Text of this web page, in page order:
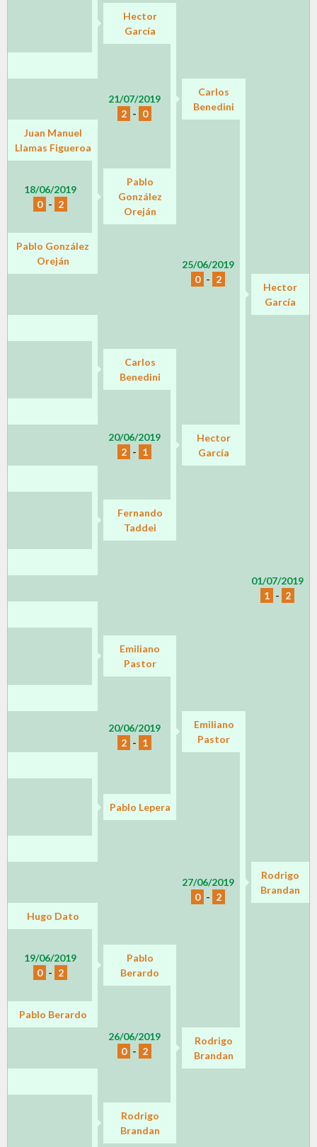
Hector
García
21/07/2019
2 - 0
Carlos
Benedini
Juan Manuel
Llamas Figueroa
25/06/2019
0 - 2
18/06/2019
0 - 2
Pablo
González
Oreján
Pablo González
Oreján
Hector
García
01/07/2019
1 - 2
Carlos
Benedini
20/06/2019
2 - 1
Hector
García
Fernando
Taddei
Emiliano
Pastor
20/06/2019
2 - 1
Emiliano
Pastor
27/06/2019
0 - 2
Pablo Lepera
Rodrigo
Brandan
Hugo Dato
19/06/2019
0 - 2
Pablo
Berardo
26/06/2019
0 - 2
Pablo Berardo
Rodrigo
Brandan
Rodrigo
Brandan